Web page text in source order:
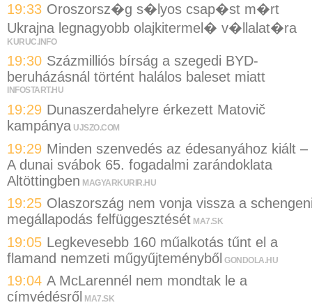
19:33 Oroszorsz�g s�lyos csap�st m�rt
Ukrajna legnagyobb olajkitermel� v�llalat�ra
KURUC.INFO
19:30 Százmilliós bírság a szegedi BYD-
beruházásnál történt halálos baleset miatt
INFOSTART.HU
19:29 Dunaszerdahelyre érkezett Matovič
kampánya UJSZO.COM
19:29 Minden szenvedés az édesanyához kiált –
A dunai svábok 65. fogadalmi zarándoklata
Altöttingben MAGYARKURIR.HU
19:25 Olaszország nem vonja vissza a
megállapodás felfüggesztését MA7.SK
19:05 Legkevesebb 160 műalkotás tűnt el a
flamand nemzeti műgyűjteményből GONDOLA.HU
19:04 A McLarennél nem mondtak le a
címvédésről
MA7.SK